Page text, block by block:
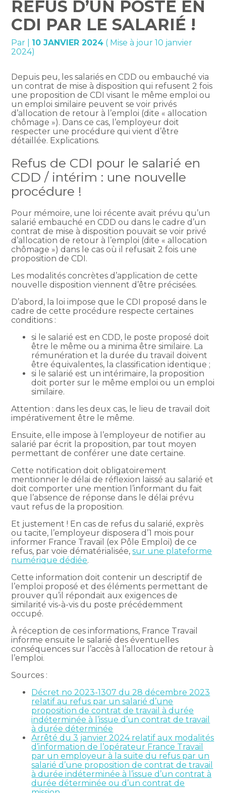
REFUS D’UN POSTE EN
CDI PAR LE SALARIÉ !
Par 10 JANVIER 2024 ( Mise à jour 10 janvier
2024)
Depuis peu, les salariés en CDD ou embauché via
un contrat de mise à disposition qui refusent 2 fois
une proposition de CDI visant le même emploi ou
un emploi similaire peuvent se voir privés
d’allocation de retour à l’emploi (dite « allocation
chômage »). Dans ce cas, l’employeur doit
respecter une procédure qui vient d’être
détaillée. Explications.
Refus de CDI pour le salarié en
CDD / intérim : une nouvelle
procédure !
Pour mémoire, une loi récente avait prévu qu’un
salarié embauché en CDD ou dans le cadre d’un
contrat de mise à disposition pouvait se voir privé
d’allocation de retour à l’emploi (dite « allocation
chômage ») dans le cas où il refusait 2 fois une
proposition de CDI.
Les modalités concrètes d’application de cette
nouvelle disposition viennent d’être précisées.
D’abord, la loi impose que le CDI proposé dans le
cadre de cette procédure respecte certaines
conditions :
si le salarié est en CDD, le poste proposé doit
être le même ou a minima être similaire. La
rémunération et la durée du travail doivent
être équivalentes, la classification identique ;
si le salarié est un intérimaire, la proposition
doit porter sur le même emploi ou un emploi
similaire.
Attention : dans les deux cas, le lieu de travail doit
impérativement être le même.
Ensuite, elle impose à l’employeur de notifier au
salarié par écrit la proposition, par tout moyen
permettant de conférer une date certaine.
Cette notification doit obligatoirement
mentionner le délai de réflexion laissé au salarié et
doit comporter une mention l’informant du fait
que l’absence de réponse dans le délai prévu
vaut refus de la proposition.
Et justement ! En cas de refus du salarié, exprès
ou tacite, l’employeur disposera d’1 mois pour
informer France Travail (ex Pôle Emploi) de ce
refus, par voie dématérialisée,sur une plateforme
numérique dédiée.
Cette information doit contenir un descriptif de
l’emploi proposé et des éléments permettant de
prouver qu’il répondait aux exigences de
similarité vis-à-vis du poste précédemment
occupé.
À réception de ces informations, France Travail
informe ensuite le salarié des éventuelles
conséquences sur l’accès à l’allocation de retour à
l’emploi.
Sources :
Décret no 2023-1307 du 28 décembre 2023
relatif au refus par un salarié d’une
proposition de contrat de travail à durée
indéterminée à l’issue d’un contrat de travail
à durée déterminée
Arrêté du 3 janvier 2024 relatif aux modalités
d’information de l’opérateur France Travail
par un employeur à la suite du refus par un
salarié d’une proposition de contrat de travail
à durée indéterminée à l’issue d’un contrat à
durée déterminée ou d’un contrat de